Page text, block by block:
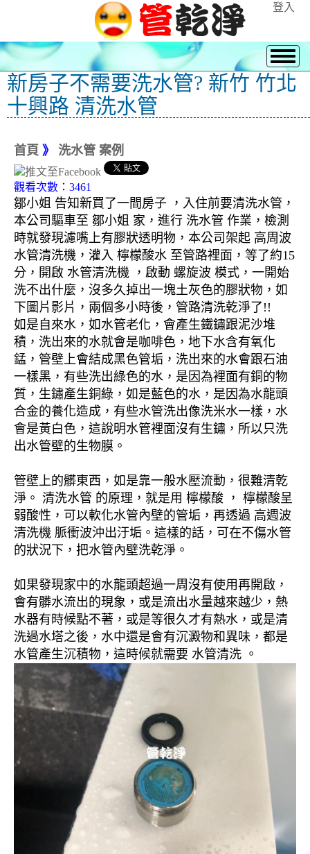
登入
新房子不需要洗水管? 新竹 竹北
十興路 清洗水管
首頁 》 洗水管 案例
觀看次數：3461
鄒小姐 告知新買了一間房子 ，入住前要清洗水管，
本公司驅車至 鄒小姐 家，進行 洗水管 作業，檢測
時就發現濾嘴上有膠狀透明物，本公司架起 高周波
水管清洗機，灌入 檸檬酸水 至管路裡面，等了約15
分，開啟 水管清洗機 ，啟動 螺旋波 模式，一開始
洗不出什麼，沒多久掉出一塊土灰色的膠狀物，如
下圖片影片，兩個多小時後，管路清洗乾淨了!!
如是自來水，如水管老化，會產生鐵鏽跟泥沙堆
積，洗出來的水就會是咖啡色，地下水含有氧化
錳，管壁上會結成黑色管垢，洗出來的水會跟石油
一樣黑，有些洗出綠色的水，是因為裡面有銅的物
質，生鏽產生銅綠，如是藍色的水，是因為水龍頭
合金的養化造成，有些水管洗出像洗米水一樣，水
會是黃白色，這說明水管裡面沒有生鏽，所以只洗
出水管壁的生物膜。
管壁上的髒東西，如是靠一般水壓流動，很難清乾
淨。 清洗水管 的原理，就是用 檸檬酸 ， 檸檬酸呈
弱酸性，可以軟化水管內壁的管垢，再透過 高週波
清洗機 脈衝波沖出汙垢。這樣的話，可在不傷水管
的狀況下，把水管內壁洗乾淨。
如果發現家中的水龍頭超過一周沒有使用再開啟，
會有髒水流出的現象，或是流出水量越來越少，熱
水器有時候點不著，或是等很久才有熱水，或是清
洗過水塔之後，水中還是會有沉澱物和異味，都是
水管產生沉積物，這時候就需要 水管清洗 。